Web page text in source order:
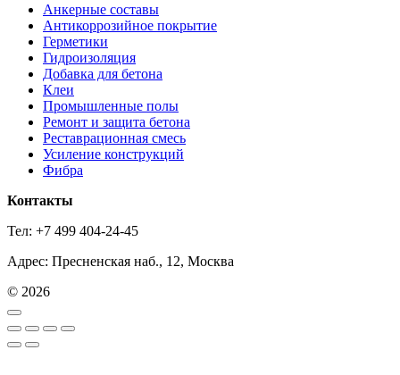
Анкерные составы
Антикоррозийное покрытие
Герметики
Гидроизоляция
Добавка для бетона
Клеи
Промышленные полы
Ремонт и защита бетона
Реставрационная смесь
Усиление конструкций
Фибра
Контакты
Тел: +7 499 404-24-45
Адрес: Пресненская наб., 12, Москва
© 2026